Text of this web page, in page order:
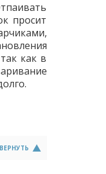
просит
как в